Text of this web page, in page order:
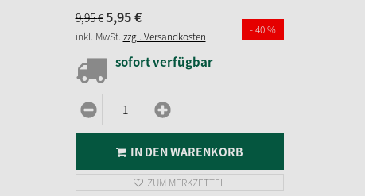
9,95€5,95€
- 40 %
inkl. MwSt. zzgl. Versandkosten
sofort verfügbar
IN DEN WARENKORB
ZUM MERKZETTEL